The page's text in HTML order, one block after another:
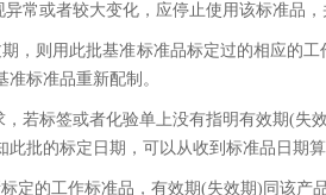
常或者较大变化，应停止使用该标准品
，则用此批基准标准品标定过的相应的
标准品重新配制。
若标签或者化验单上没有指明有效期(失
此批的标定日期，可以从收到标准品日期
定的工作标准品，有效期(失效期)同该产